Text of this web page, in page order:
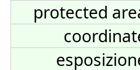
protected